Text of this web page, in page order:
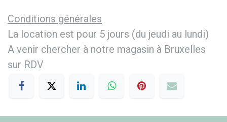
Conditions générales
La location est pour 5 jours (du jeudi au lundi)
A venir chercher à notre magasin à Bruxelles
sur RDV